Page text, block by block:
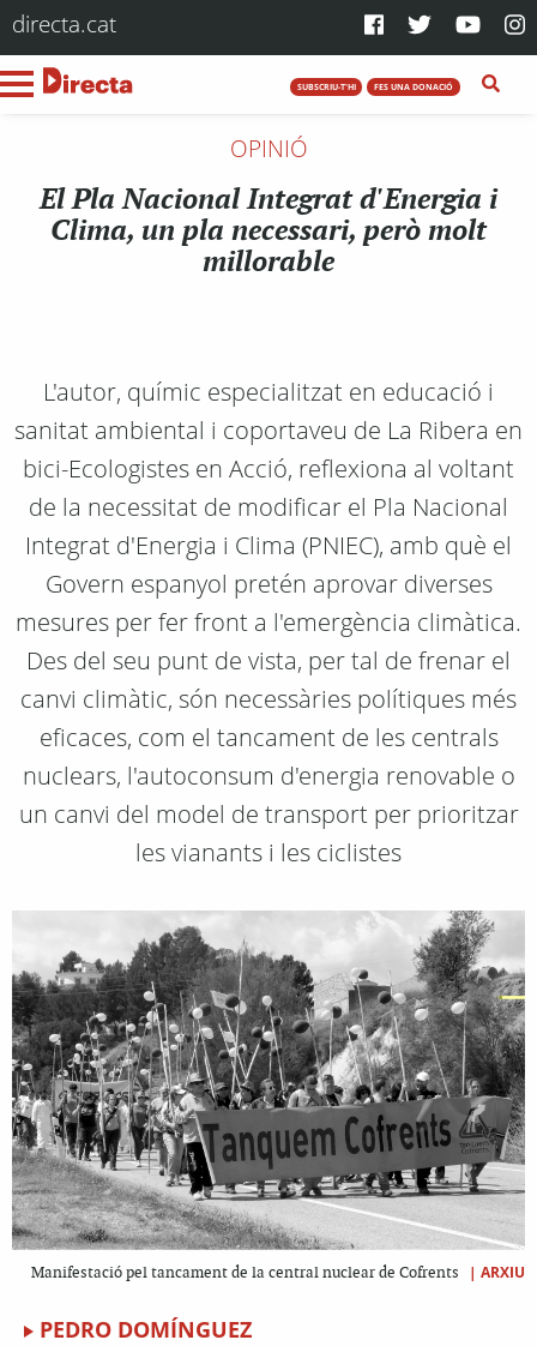
directa.cat
SUBSCRIU-T'HI FES UNA DONACIÓ
OPINIÓ
El Pla Nacional Integrat d'Energia i
Clima, un pla necessari, però molt
millorable
L'autor, químic especialitzat en educació i
sanitat ambiental i coportaveu de La Ribera en
bici-Ecologistes en Acció, reflexiona al voltant
de la necessitat de modificar el Pla Nacional
Integrat d'Energia i Clima (PNIEC), amb què el
Govern espanyol pretén aprovar diverses
mesures per fer front a l'emergència climàtica.
Des del seu punt de vista, per tal de frenar el
canvi climàtic, són necessàries polítiques més
eficaces, com el tancament de les centrals
nuclears, l'autoconsum d'energia renovable o
un canvi del model de transport per prioritzar
les vianants i les ciclistes
Manifestació pel tancament de la central nuclear de Cofrents | ARXIU
PEDRO DOMÍNGUEZ